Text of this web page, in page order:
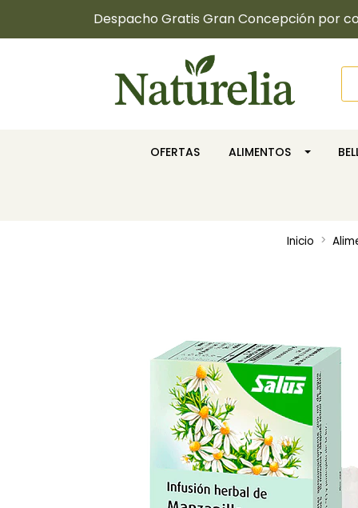
Despacho Gratis Gran Concepción por
OFERTAS ALIMENTOS
Inicio